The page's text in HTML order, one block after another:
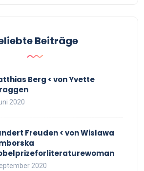
Beiträge
Berg < von Yvette
2020
Freuden < von Wislawa
2020